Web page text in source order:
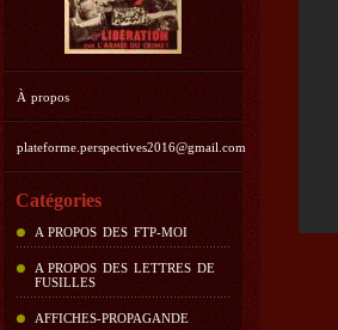
À propos
plateforme.perspectives2016@gmail.com
Catégories
A PROPOS DES FTP-MOI
A PROPOS DES LETTRES DE
FUSILLES
AFFICHES-PROPAGANDE